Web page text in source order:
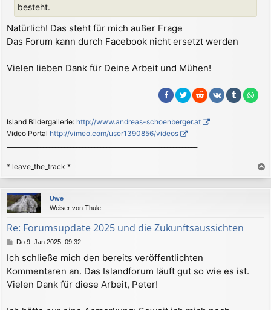
besteht.
Natürlich! Das steht für mich außer Frage
Das Forum kann durch Facebook nicht ersetzt werden
Vielen lieben Dank für Deine Arbeit und Mühen!
Island Bildergallerie: http://www.andreas-schoenberger.at
Video Portal http://vimeo.com/user1390856/videos
* leave_the_track *
a
c
Uwe
Weiser von Thule
Re: Forumsupdate 2025 und die Zukunftsaussichten
B
i
t
r
a
Do 9. Jan 2025, 09:32
Ich schließe mich den bereits veröffentlichten
Kommentaren an. Das Islandforum läuft gut so wie es ist.
Vielen Dank für diese Arbeit, Peter!